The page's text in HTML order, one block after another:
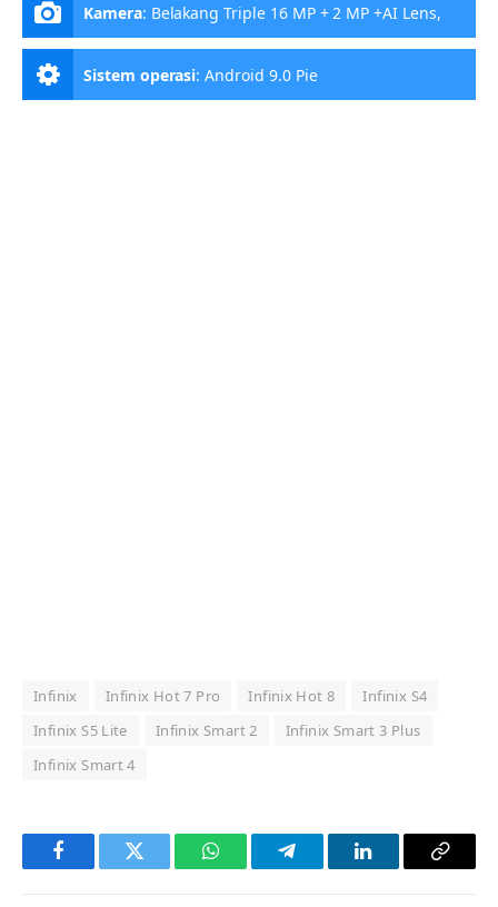
Kamera: Belakang Triple 16 MP + 2 MP +AI Lens,
Depan 16 MP
Sistem operasi:Android 9.0 Pie
Infinix Infinix Hot 7 Pro Infinix Hot 8
Infinix S4
Infinix S5 Lite
Infinix Smart 2
Infinix Smart 3 Plus
Infinix Smart 4
FacebookTwitter WhatsAppTelegramLinkedInCopy